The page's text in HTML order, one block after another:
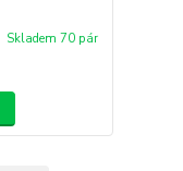
Skladem 70 pár